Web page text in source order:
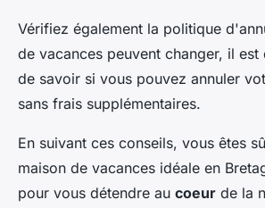
Vérifiez également la politique
de vacances peuvent changer, il
de savoir si vous pouvez annuler
sans frais supplémentaires.
En suivant ces conseils, vous êtes
maison de vacances idéale en
pour vous détendre au coeur de la